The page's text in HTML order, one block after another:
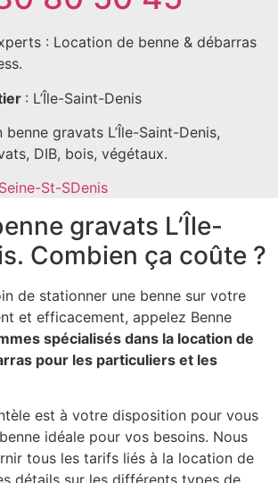
: Location de benne & débarras
: L’Île-Saint-Denis
benne gravats L’Île-Saint-Denis,
DIB, bois, végétaux.
St-SDenis
gravats L’Île-
Combien ça coûte ?
de stationner une benne sur votre
et efficacement, appelez Benne
spécialisés dans la location de
pour les particuliers et les
est à votre disposition pour vous
idéale pour vos besoins. Nous
tous les tarifs liés à la location de